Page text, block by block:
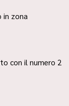
in zona
con il numero 2